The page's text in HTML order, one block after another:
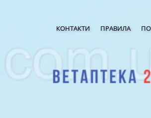
КОНТАКТИ ПРАВИЛА